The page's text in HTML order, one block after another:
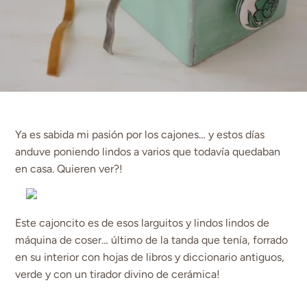
Ya es sabida mi pasión por los cajones… y estos días
anduve poniendo lindos a varios que todavía quedaban
en casa. Quieren ver?!
Este cajoncito es de esos larguitos y lindos lindos de
máquina de coser… último de la tanda que tenía, forrado
en su interior con hojas de libros y diccionario antiguos,
verde y con un tirador divino de cerámica!